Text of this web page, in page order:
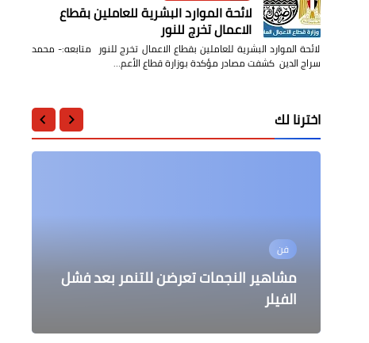
لائحة الموارد البشرية للعاملين بقطاع
الاعمال تخرج للنور
لائحة الموارد البشرية للعاملين بقطاع الاعمال تخرج للنور متابعه:- محمد
سراج الدين كشفت مصادر مؤكدة بوزارة قطاع الأعم…
اخترنا لك
فن
مشاهير النجمات تعرضن للتنمر بعد فشل
الفيلر
محافظات
الباجور اخماد حريق نشب بأحد عربات
البنزين التابعة لشركة التعاون..
المرأة والطفل
خبراء التجميل: اضافة السكر إلي الشامبو
للتخلص من القشرة.
حوادث وقضايا
تم العثور على جثة مسن متحللة داخل
منزله
....
قالوا إوصفه